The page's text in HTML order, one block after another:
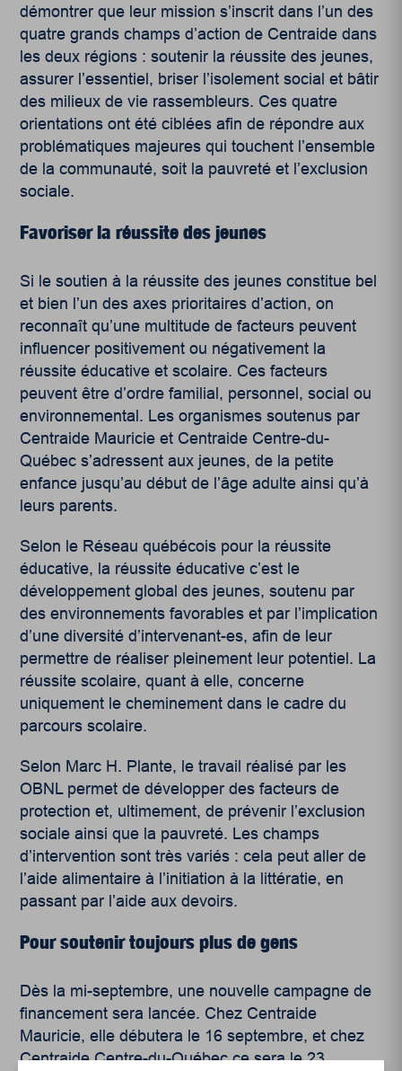
démontrer que leur mission s’inscrit dans l’un des
quatre grands champs d’action de Centraide dans
les deux régions : soutenir la réussite des jeunes,
assurer l’essentiel, briser l’isolement social et bâtir
des milieux de vie rassembleurs. Ces quatre
orientations ont été ciblées afin de répondre aux
problématiques majeures qui touchent l’ensemble
de la communauté, soit la pauvreté et l’exclusion
sociale.
Favoriser la réussite des jeunes
Si le soutien à la réussite des jeunes constitue bel
et bien l’un des axes prioritaires d’action, on
reconnaît qu’une multitude de facteurs peuvent
influencer positivement ou négativement la
réussite éducative et scolaire. Ces facteurs
peuvent être d’ordre familial, personnel, social ou
environnemental. Les organismes soutenus par
Centraide Mauricie et Centraide Centre-du-
Québec s’adressent aux jeunes, de la petite
enfance jusqu’au début de l’âge adulte ainsi qu’à
leurs parents.
Selon le Réseau québécois pour la réussite
éducative, la réussite éducative c’est le
développement global des jeunes, soutenu par
des environnements favorables et par l’implication
d’une diversité d’intervenant-es, afin de leur
permettre de réaliser pleinement leur potentiel. La
réussite scolaire, quant à elle, concerne
uniquement le cheminement dans le cadre du
parcours scolaire.
Selon Marc H. Plante, le travail réalisé par les
OBNL permet de développer des facteurs de
protection et, ultimement, de prévenir l’exclusion
sociale ainsi que la pauvreté. Les champs
d’intervention sont très variés : cela peut aller de
l’aide alimentaire à l’initiation à la littératie, en
passant par l’aide aux devoirs.
Pour soutenir toujours plus de gens
Dès la mi-septembre, une nouvelle campagne de
financement sera lancée. Chez Centraide
Mauricie, elle débutera le 16 septembre, et chez
Centraide Centre-du-Québec ce sera le 23